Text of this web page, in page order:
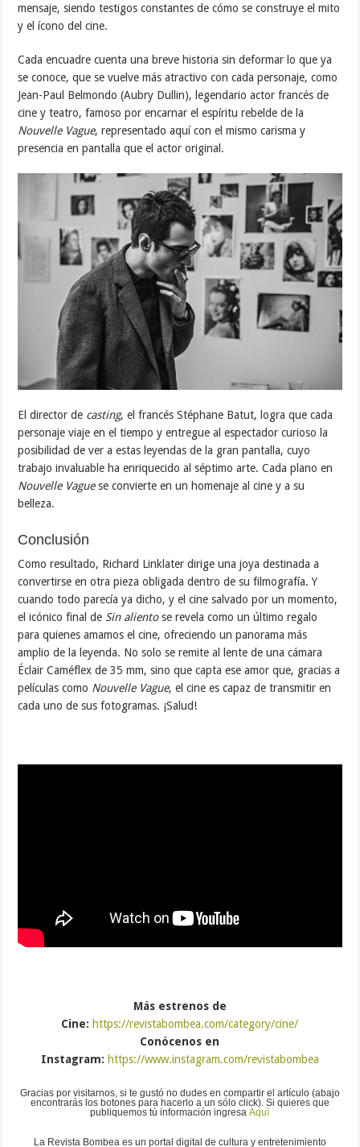
mensaje, siendo testigos constantes de cómo se construye el mito
y el ícono del cine.
Cada encuadre cuenta una breve historia sin deformar lo que ya
se conoce, que se vuelve más atractivo con cada personaje, como
Jean-Paul Belmondo (Aubry Dullin), legendario actor francés de
cine y teatro, famoso por encarnar el espíritu rebelde de la
Nouvelle Vague, representado aquí con el mismo carisma y
presencia en pantalla que el actor original.
El director de casting, el francés Stéphane Batut, logra que cada
personaje viaje en el tiempo y entregue al espectador curioso la
posibilidad de ver a estas leyendas de la gran pantalla, cuyo
trabajo invaluable ha enriquecido al séptimo arte. Cada plano en
Nouvelle Vaguese convierte en un homenaje al cine y a su
belleza.
Conclusión
Como resultado, Richard Linklater dirige una joya destinada a
convertirse en otra pieza obligada dentro de su filmografía. Y
cuando todo parecía ya dicho, y el cine salvado por un momento,
el icónico final de Sin alientose revela como un último regalo
para quienes amamos el cine, ofreciendo un panorama más
amplio de la leyenda. No solo se remite al lente de una cámara
Éclair Caméflex de 35 mm, sino que capta ese amor que, gracias a
películas como Nouvelle Vague, el cine es capaz de transmitir en
cada uno de sus fotogramas. ¡Salud!
Más estrenos de
Cine: https://revistabombea.com/category/cine/
Conócenos en
Instagram: https://www.instagram.com/revistabombea
Gracias por visitarnos, si te gustó no dudes en compartir el artículo (abajo
encontrarás los botones para hacerlo a un sólo click). Si quieres que
publiquemos tú información ingresaAquí
La Revista Bombea es un portal digital de cultura y entretenimiento